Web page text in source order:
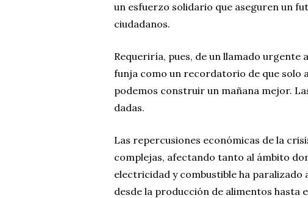
un esfuerzo solidario que aseguren un
ciudadanos.
Requeriría, pues, de un llamado urgente
funja como un recordatorio de que solo
podemos construir un mañana mejor.
dadas.
Las repercusiones económicas de la
complejas, afectando tanto al ámbito
electricidad y combustible ha paralizado
desde la producción de alimentos hasta